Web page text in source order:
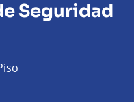
Seguridad